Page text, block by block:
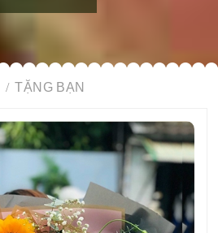
TẶNG BẠN